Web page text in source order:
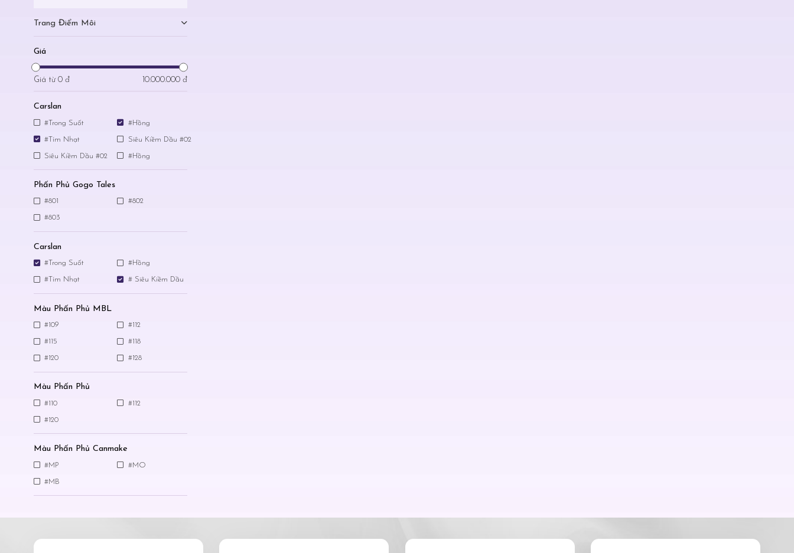
Trang Điểm Môi
Giá
Giá từ 0 đ 10.000.000 đ
Carslan
#Trong Suốt #Hồng
#Tím Nhạt Siêu Kiềm Dầu #02
Siêu Kiềm Dầu #02 #Hồng
Phấn Phủ Gogo Tales
#801 #802
#803
Carslan
#Trong Suốt #Hồng
#Tím Nhạt # Siêu Kiềm Dầu
Màu Phấn Phủ MBL
#109 #112
#115 #118
#120 #128
Màu Phấn Phủ
#110 #112
#120
Màu Phấn Phủ Canmake
#MP #MO
#MB